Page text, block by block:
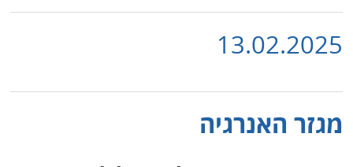
13.02.2025
מגזר האנרגיה